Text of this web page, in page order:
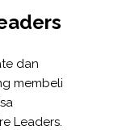
dan
membeli
Leaders.